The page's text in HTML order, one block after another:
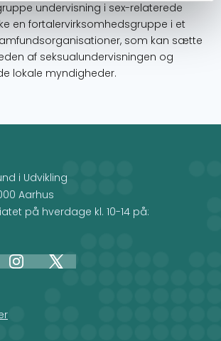
undervisning i sex-relaterede
en fortalervirksomhedsgruppe i et
som kan sætte
af seksualundervisningen og
lokale myndigheder.
i Udvikling
Aarhus
på hverdage kl. 10-14 på:
Instagram
X